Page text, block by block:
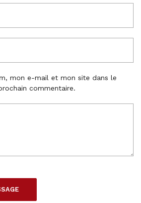
mon e-mail et mon site dans le
commentaire.